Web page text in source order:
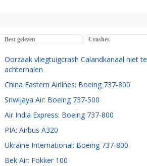
Best gelezen Crashes
Oorzaak vliegtuigcrash Calandkanaal niet te
achterhalen
China Eastern Airlines: Boeing 737-800
Sriwijaya Air: Boeing 737-500
Air India Express: Boeing 737-800
PIA: Airbus A320
Ukraine International: Boeing 737-800
Bek Air: Fokker 100